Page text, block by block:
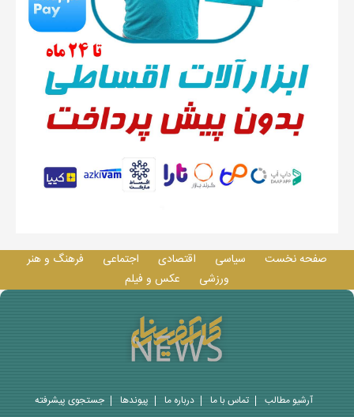
صفحه نخست سیاسی اقتصادی اجتماعی
فرهنگ و هنر
ورزشی
عکس و فيلم
آرشیو مطالب تماس با ما درباره ما پيوندها جستجوی پيشرفته